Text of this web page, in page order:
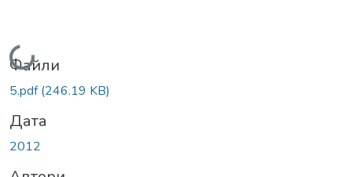
Вантажиться...
Файли
5.pdf(246.19 KB)
Дата
2012